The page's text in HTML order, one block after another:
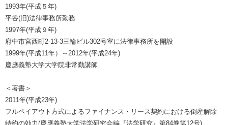
1993年(平成５年)
平谷(旧)法律事務所勤務
1997年(平成９年)
府中市宮西町2-13-3三輪ビル302号室に法律事務所を開設
1999年(平成11年）～2012年(平成24年)
慶應義塾大学大学院非常勤講師
＜著書＞
2011年(平成23年)
フルペイアウト方式によるファイナンス・リース契約における倒産解除
特約の効力(慶應義塾大学法学研究会編『法学研究』第84巻第12号)